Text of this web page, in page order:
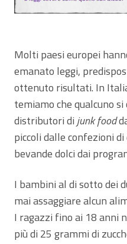
Molti paesi europei
emanato leggi,
ottenuto risultati. In
temiamo che qualcuno
distributori di junk food
piccoli dalle confezioni
bevande dolci dai
I bambini al di sotto dei
mai assaggiare alcun
I ragazzi fino ai 18 anni
più di 25 grammi di